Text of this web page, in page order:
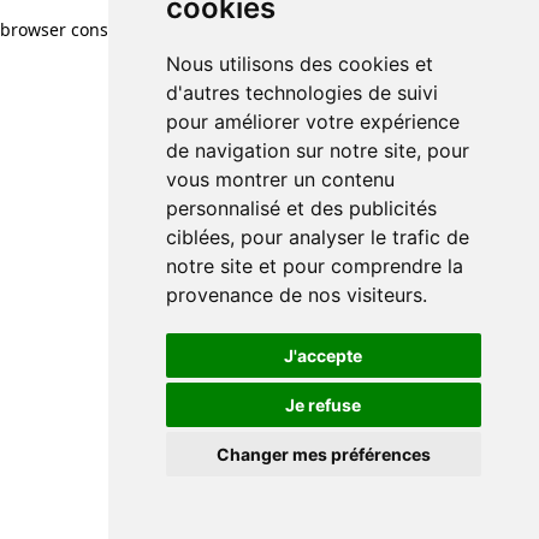
cookies
Nous utilisons des cookies et
d'autres technologies de suivi
pour améliorer votre expérience
de navigation sur notre site, pour
vous montrer un contenu
personnalisé et des publicités
ciblées, pour analyser le trafic de
notre site et pour comprendre la
provenance de nos visiteurs.
J'accepte
Je refuse
Changer mes préférences
cookies
Nous utilisons des cookies et
d'autres technologies de suivi
pour améliorer votre expérience
de navigation sur notre site, pour
vous montrer un contenu
personnalisé et des publicités
ciblées, pour analyser le trafic de
notre site et pour comprendre la
provenance de nos visiteurs.
J'accepte
Je refuse
Changer mes préférences
browser console for more information)